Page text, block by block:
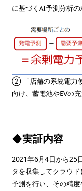
に基づくAI予測分析の
② 「店舗の系統電力
向け、蓄電池やEVの
◆実証内容
2021年6月4日から25
タを収集してクラウ
予測を行い、その精度